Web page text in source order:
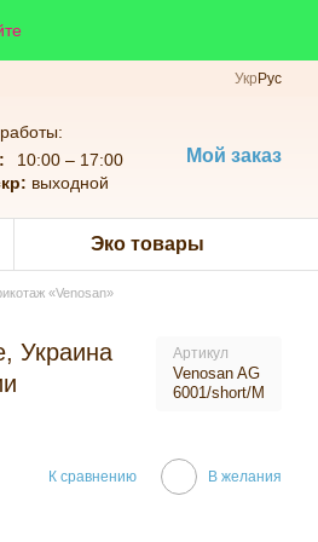
Укр Рус
10:00 – 17:00
выходной
Мой заказ
Эко товары
«Venosan»
Украина
Артикул
Venosan AG
6001/short/M
К сравнению В желания